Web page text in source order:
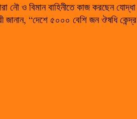
ও বিমান বাহিনীতে কাজ করছেন
জানান, “দেশে ৫০০০ বেশি জন ঔষধি